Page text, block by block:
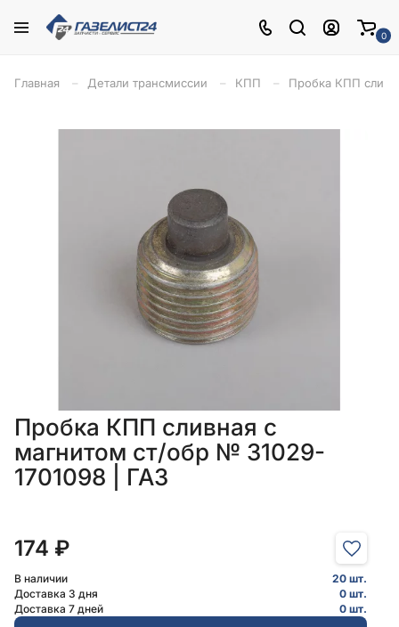
0
Главная Детали трансмиссии КПП Пробка КПП
Пробка КПП сливная с
магнитом ст/обр № 31029-
1701098 | ГАЗ
174 ₽
В наличии
20 шт.
Доставка 3 дня
0 шт.
Доставка 7 дней
0 шт.